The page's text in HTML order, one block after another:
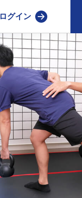
ログイン